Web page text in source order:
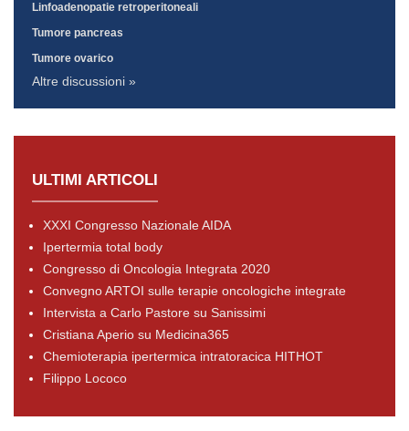
Linfoadenopatie retroperitoneali
Tumore pancreas
Tumore ovarico
Altre discussioni »
ULTIMI ARTICOLI
XXXI Congresso Nazionale AIDA
Ipertermia total body
Congresso di Oncologia Integrata 2020
Convegno ARTOI sulle terapie oncologiche integrate
Intervista a Carlo Pastore su Sanissimi
Cristiana Aperio su Medicina365
Chemioterapia ipertermica intratoracica HITHOT
Filippo Lococo